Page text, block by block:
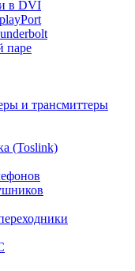
в DVI
паре
и трансмиттеры
(Toslink)